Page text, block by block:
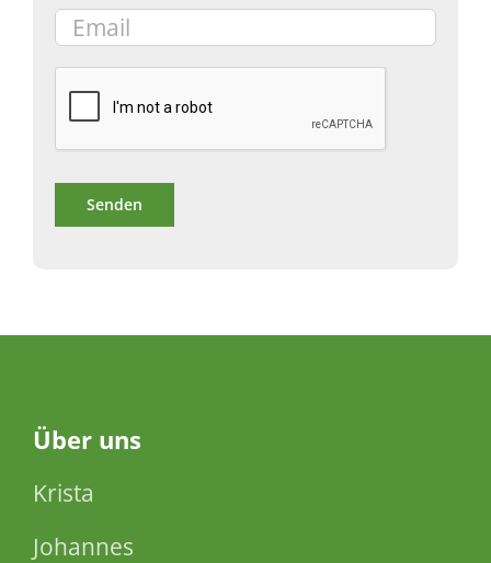
Über uns
Krista
Johannes